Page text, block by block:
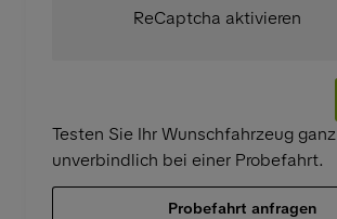
ReCaptcha aktivieren
Testen Sie Ihr Wunschfahrzeug ganz
unverbindlich bei einer Probefahrt.
Probefahrt anfragen